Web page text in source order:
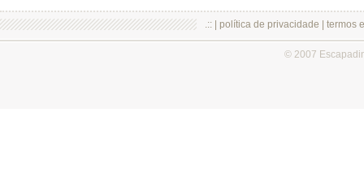
.:: | política de privacidade termos
© 2007